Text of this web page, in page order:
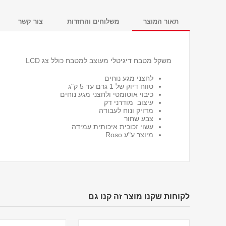
תאור המוצר משלוחים והחזרות צור קשר
משקל מטבח דיגיטלי מעוצב למטבח כולל צג LCD
לחצני מגע נוחים
טווח דיוק של 1 גרם עד 5 ק"ג
כיבוי אוטומטי ולחצני מגע נוחים
עיצוב מודרני דק
מדויק ונוח לעבודה
צבע שחור
עשוי זכוכית איכותית עמידה
מיוצר ע"ע Roso
לקוחות שקנו מוצר זה קנו גם